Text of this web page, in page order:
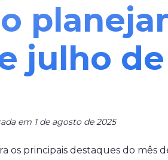
julho
em 1 de agosto de 2025
os principais destaques do mês